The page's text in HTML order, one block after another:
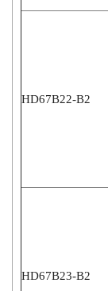
HD67B22-B2
HD67B23-B2